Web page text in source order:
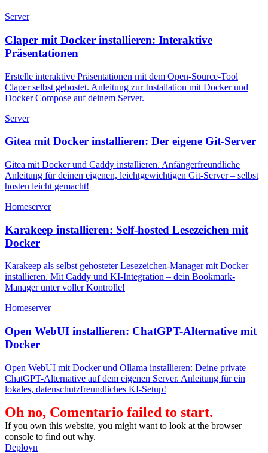
Server
Claper mit Docker installieren: Interaktive
Präsentationen
Erstelle interaktive Präsentationen mit dem Open-Source-Tool
Claper selbst gehostet. Anleitung zur Installation mit Docker und
Docker Compose auf deinem Server.
Server
Gitea mit Docker installieren: Der eigene Git-Server
Gitea mit Docker und Caddy installieren. Anfängerfreundliche
Anleitung für deinen eigenen, leichtgewichtigen Git-Server – selbst
hosten leicht gemacht!
Homeserver
Karakeep installieren: Self-hosted Lesezeichen mit
Docker
Karakeep als selbst gehosteter Lesezeichen-Manager mit Docker
installieren. Mit Caddy und KI-Integration – dein Bookmark-
Manager unter voller Kontrolle!
Homeserver
Open WebUI installieren: ChatGPT-Alternative mit
Docker
Open WebUI mit Docker und Ollama installieren: Deine private
ChatGPT-Alternative auf dem eigenen Server. Anleitung für ein
lokales, datenschutzfreundliches KI-Setup!
Oh no, Comentario failed to start.
If you own this website, you might want to look at the browser
console to find out why.
Deployn